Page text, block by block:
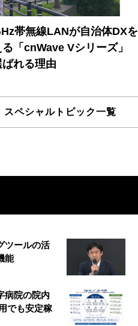
帯無線LANが自治体DXを
「cnWave Vシリーズ」
ばれる理由
スペシャルトピック一覧
ツールの活
能
病院の院内
でも安定稼